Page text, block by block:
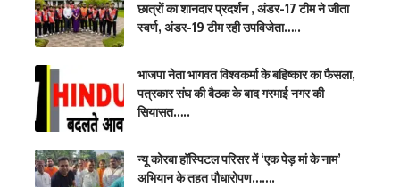
छात्रों का शानदार प्रदर्शन , अंडर-17 टीम ने जीता
स्वर्ण, अंडर-19 टीम रही उपविजेता…..
भाजपा नेता भागवत विश्वकर्मा के बहिष्कार का फैसला,
पत्रकार संघ की बैठक के बाद गरमाई नगर की
सियासत…..
न्यू कोरबा हॉस्पिटल परिसर में ‘एक पेड़ मां के नाम’
अभियान के तहत पौधारोपण…….